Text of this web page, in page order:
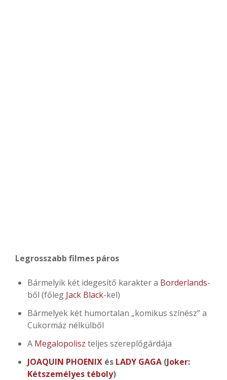
Legrosszabb filmes páros
Bármelyik két idegesítő karakter a Borderlands-
ből (főleg Jack Black-kel)
Bármelyek két humortalan „komikus színész” a
Cukormáz nélkülből
A Megalopolisz teljes szereplőgárdája
JOAQUIN PHOENIX és LADY GAGA (Joker:
Kétszemélyes téboly)